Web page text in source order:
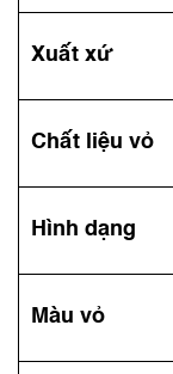
Xuất xứ
Chất liệu vỏ
Hình dạng
Màu vỏ